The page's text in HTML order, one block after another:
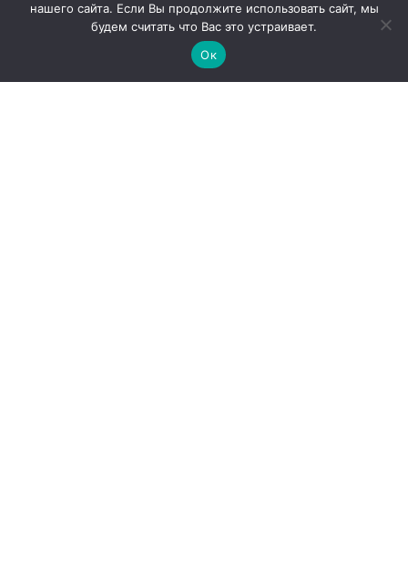
нашего сайта. Если Вы продолжите использовать сайт, мы
будем считать что Вас это устраивает.
Ок